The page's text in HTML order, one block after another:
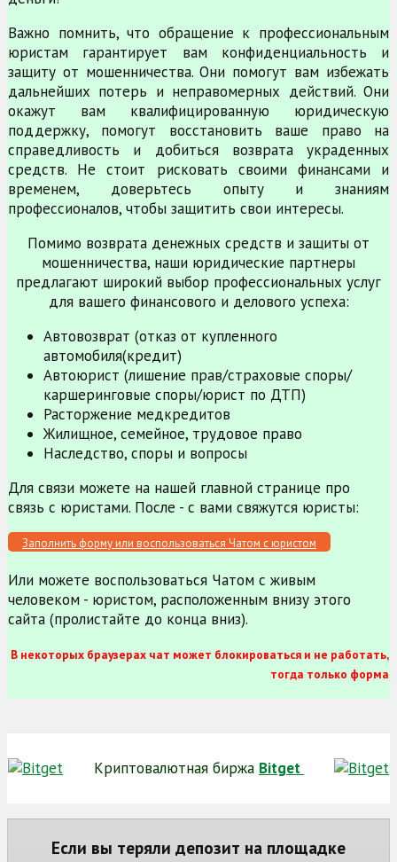
Важно помнить, что обращение к профессиональным
юристам гарантирует вам конфиденциальность и
защиту от мошенничества. Они помогут вам избежать
дальнейших потерь и неправомерных действий. Они
окажут вам квалифицированную юридическую
поддержку, помогут восстановить ваше право на
справедливость и добиться возврата украденных
средств. Не стоит рисковать своими финансами и
временем, доверьтесь опыту и знаниям
профессионалов, чтобы защитить свои интересы.
Помимо возврата денежных средств и защиты от
мошенничества, наши юридические партнеры
предлагают широкий выбор профессиональных услуг
для вашего финансового и делового успеха:
Автовозврат (отказ от купленного
автомобиля(кредит)
Автоюрист (лишение прав/страховые споры/
каршеринговые споры/юрист по ДТП)
Расторжение медкредитов
Жилищное, семейное, трудовое право
Наследство, споры и вопросы
Для связи можете на нашей главной странице про
связь с юристами. После - с вами свяжутся юристы:
Заполнить форму или воспользоваться Чатом с юристом
Или можете воспользоваться Чатом с живым
человеком - юристом, расположенным внизу этого
сайта (пролистайте до конца вниз).
В некоторых браузерах чат может блокироваться и не работать,
тогда только форма
Криптовалютная биржа Bitget
Если вы теряли депозит на площадке